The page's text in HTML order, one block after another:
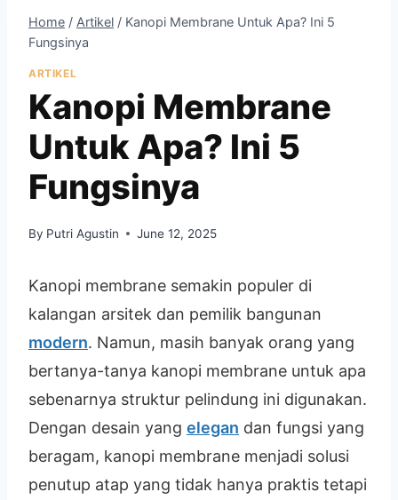
Home / Artikel / Kanopi Membrane Untuk Apa? Ini 5
Fungsinya
ARTIKEL
Kanopi Membrane
Untuk Apa? Ini 5
Fungsinya
By Putri Agustin June 12, 2025
Kanopi membrane semakin populer di
kalangan arsitek dan pemilik bangunan
modern. Namun, masih banyak orang yang
bertanya-tanya kanopi membrane untuk apa
sebenarnya struktur pelindung ini digunakan.
Dengan desain yang elegan dan fungsi yang
beragam, kanopi membrane menjadi solusi
penutup atap yang tidak hanya praktis tetapi